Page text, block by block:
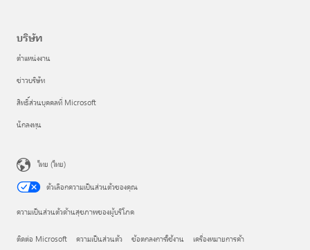
บริษัท
ตำแหน่งงาน
ข่าวบริษัท
สิทธิ์ส่วนบุคคลที่ Microsoft
นักลงทุน
ไทย (ไทย)
ตัวเลือกความเป็นส่วนตัวของคุณ
ความเป็นส่วนตัวด้านสุขภาพของผู้บริโภค
ติดต่อ Microsoft ความเป็นส่วนตัว ข้อตกลงการใช้งาน เครื่องหมายการค้า